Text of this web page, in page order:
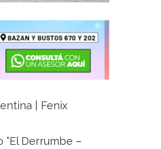
| Fenix
Derrumbe –